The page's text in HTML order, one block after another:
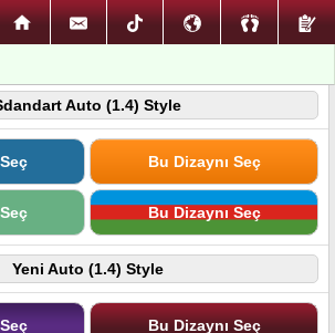
Auto (1.4) Style
Bu Dizaynı Seç
Bu Dizaynı Seç
Yeni Auto (1.4) Style
Bu Dizaynı Seç